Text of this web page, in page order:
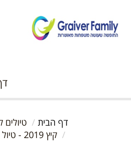
דף הבית טיולים
קיץ 2019 - טיול משפחות - אל היער השחור - מחזור שני